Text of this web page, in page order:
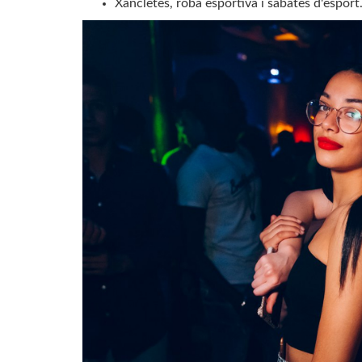
Xancletes, roba esportiva i sabates d'esport.